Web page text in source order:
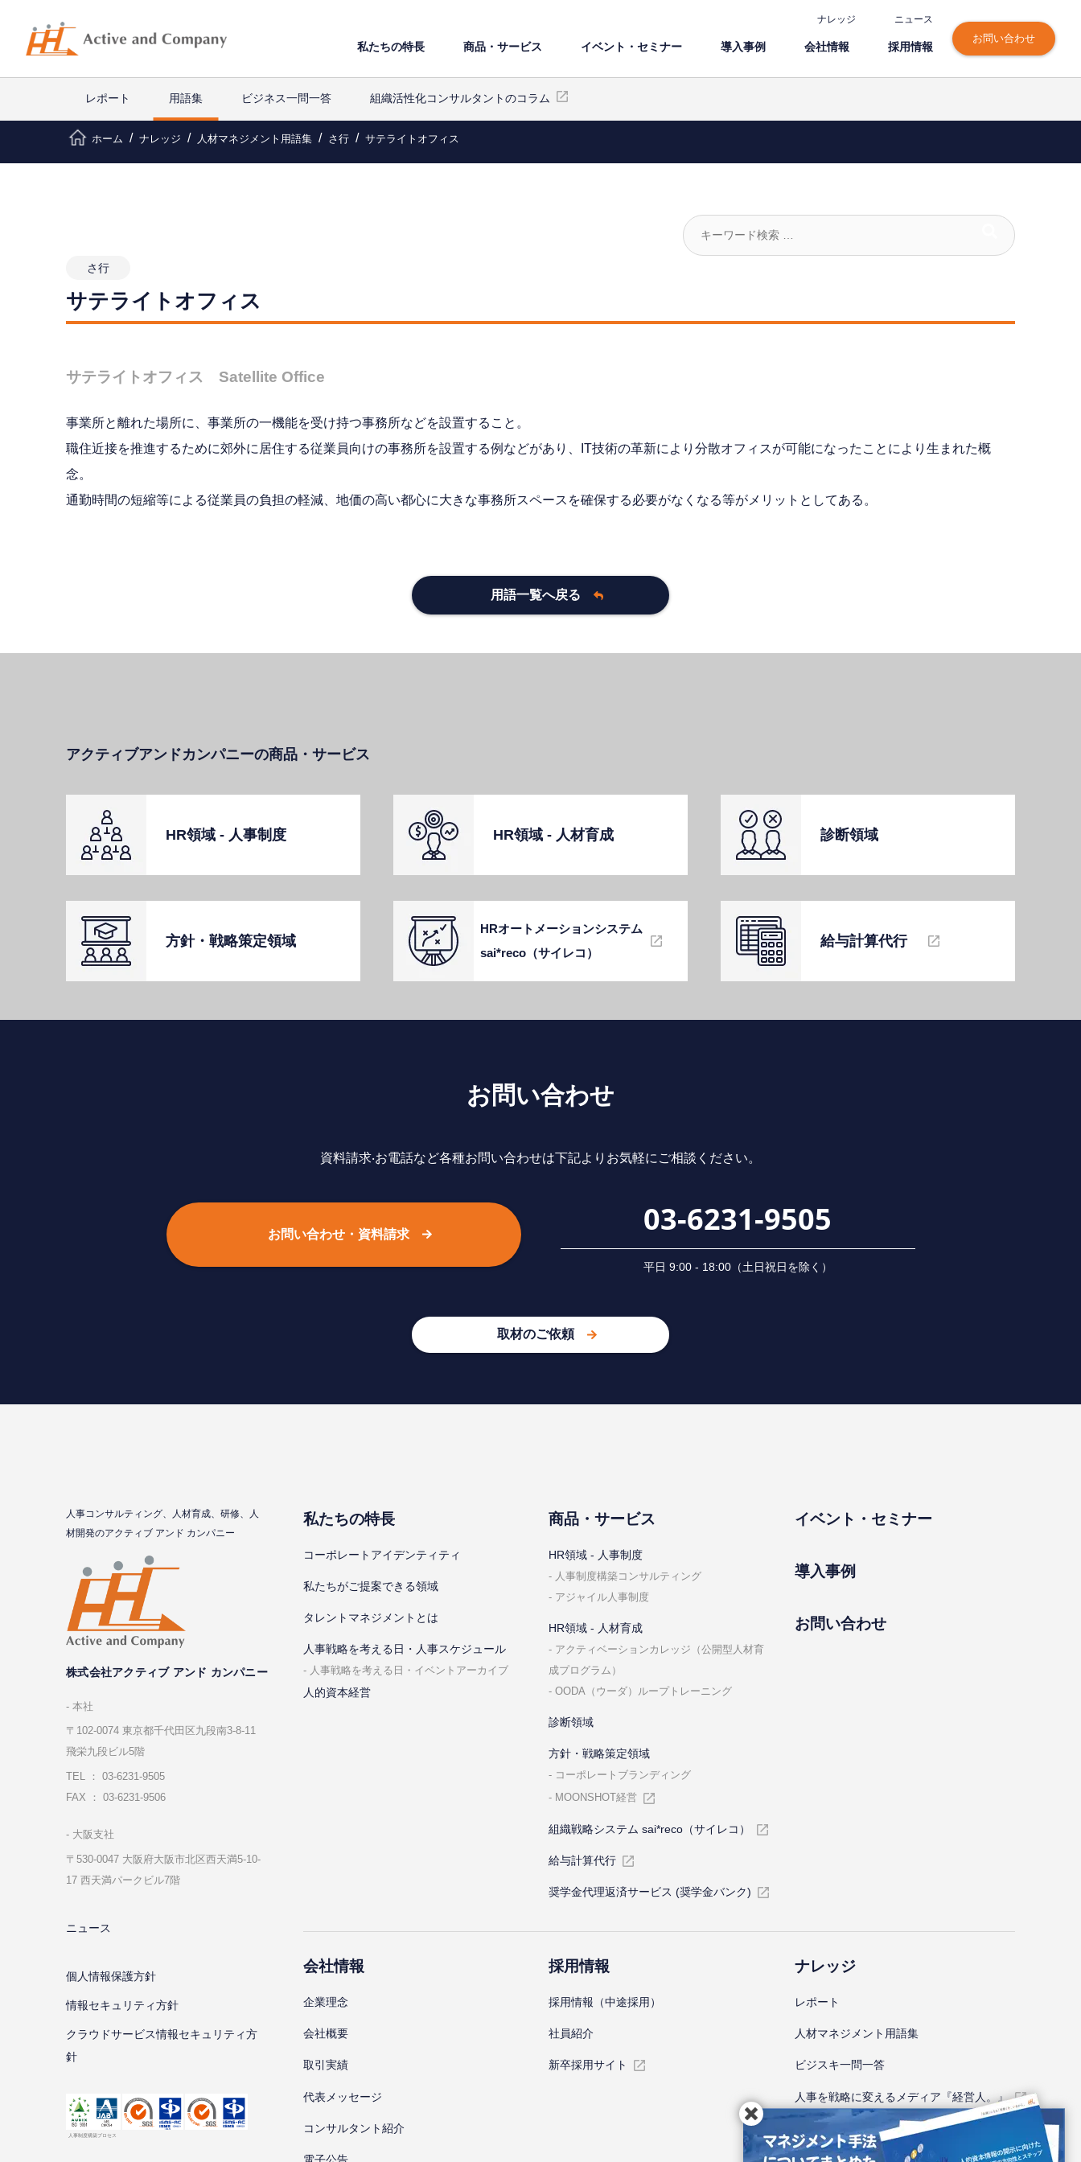
ナレッジ ニュース
私たちの特⻑ 商品・サービス イベント・セミナー 導⼊事例 会社情報 採⽤情報
お問い合わせ
レポート 用語集 ビジネス一問一答 組織活性化コンサルタントのコラム
ホーム ナレッジ 人材マネジメント用語集 さ行 サテライトオフィス
さ行
サテライトオフィス
サテライトオフィス Satellite Office
事業所と離れた場所に、事業所の一機能を受け持つ事務所などを設置すること。
職住近接を推進するために郊外に居住する従業員向けの事務所を設置する例などがあり、IT技術の革新により分散オフィスが可能になったことにより生まれた概
念。
通勤時間の短縮等による従業員の負担の軽減、地価の高い都心に大きな事務所スペースを確保する必要がなくなる等がメリットとしてある。
用語一覧へ戻る
アクティブアンドカンパニーの商品・サービス
HR領域 - ⼈事制度 HR領域 - ⼈材育成 診断領域
⽅針・戦略策定領域
HRオートメーションシステム
sai*reco（サイレコ）
給与計算代⾏
お問い合わせ
資料請求‧お電話など各種お問い合わせは下記よりお気軽にご相談ください。
お問い合わせ・資料請求 03-6231-9505
平⽇ 9:00 - 18:00（⼟⽇祝⽇を除く）
取材のご依頼
⼈事コンサルティング、⼈材育成、研修、⼈
材開発のアクティブ アンド カンパニー
株式会社アクティブ アンド カンパニー
本社
〒102-0074 東京都千代⽥区九段南3-8-11
飛栄九段ビル5階
TEL ： 03-6231-9505
FAX ： 03-6231-9506
⼤阪⽀社
〒530-0047 ⼤阪府⼤阪市北区⻄天満5-10-
17 ⻄天満パークビル7階
ニュース
個⼈情報保護⽅針
情報セキュリティ⽅針
クラウドサービス情報セキュリティ方
針
私たちの特⻑
コーポレートアイデンティティ
私たちがご提案できる領域
タレントマネジメントとは
⼈事戦略を考える⽇・⼈事スケジュール
⼈事戦略を考える⽇・イベントアーカイブ
人的資本経営
商品・サービス
HR領域 - ⼈事制度
⼈事制度構築コンサルティング
アジャイル⼈事制度
HR領域 - ⼈材育成
アクティベーションカレッジ（公開型⼈材育
成プログラム）
OODA（ウーダ）ループトレーニング
診断領域
⽅針・戦略策定領域
コーポレートブランディング
MOONSHOT経営
組織戦略システム sai*reco（サイレコ）
給与計算代⾏
奨学金代理返済サービス (奨学金バンク)
イベント・セミナー
導⼊事例
お問い合わせ
会社情報
企業理念
会社概要
取引実績
代表メッセージ
コンサルタント紹介
採⽤情報
採⽤情報（中途採⽤）
社員紹介
新卒採⽤サイト
ナレッジ
レポート
⼈材マネジメント⽤語集
ビジスキ⼀問⼀答
人事を戦略に変えるメディア『経営人。』